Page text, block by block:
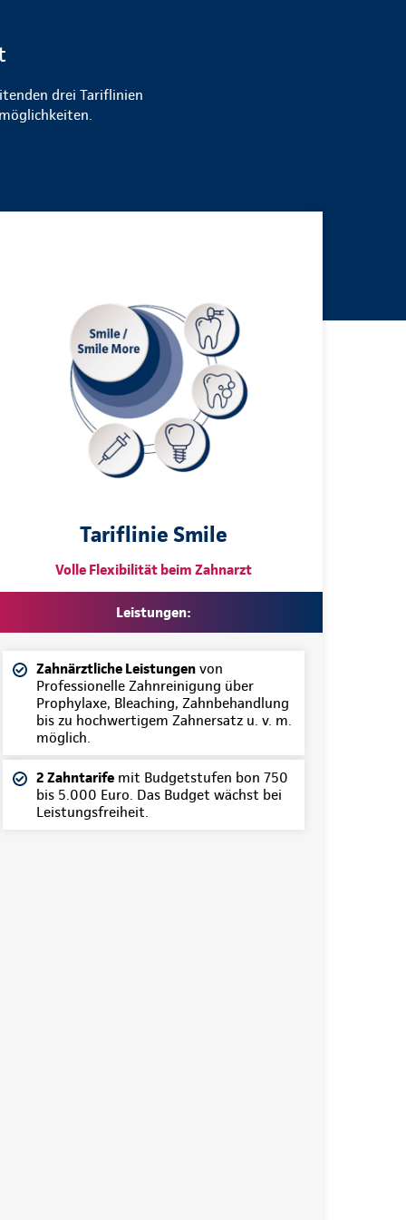
drei Tariflinien
Tariflinie Smile
Volle Flexibilität beim Zahnarzt
Leistungen:
Zahnärztliche Leistungenvon
Professionelle Zahnreinigung über
Prophylaxe, Bleaching, Zahnbehandlung
bis zu hochwertigem Zahnersatz u. v. m.
möglich.
2 Zahntarifemit Budgetstufen bon 750
bis 5.000 Euro. Das Budget wächst bei
Leistungsfreiheit.